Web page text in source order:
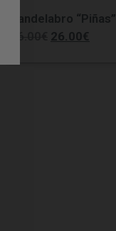
Candelabro “Piñas”
26.00€